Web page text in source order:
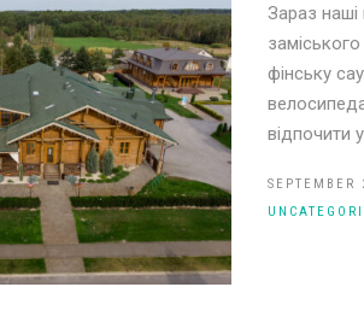
Зараз
фінську
відпочити
SEPTEMBER